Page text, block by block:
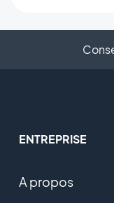
ENTREPRISE
A propos